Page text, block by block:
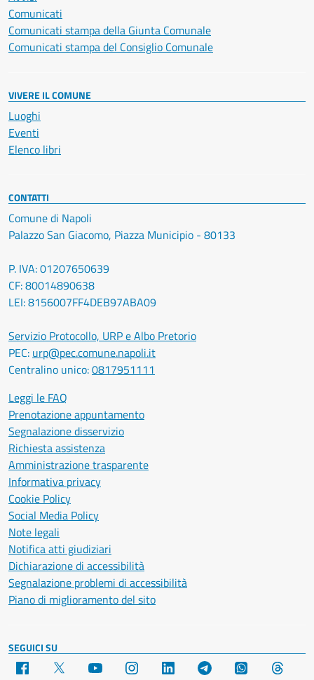
Comunicati
Comunicati stampa della Giunta Comunale
Comunicati stampa del Consiglio Comunale
VIVERE IL COMUNE
Luoghi
Eventi
Elenco libri
CONTATTI
Comune di Napoli
Palazzo San Giacomo, Piazza Municipio - 80133
P. IVA: 01207650639
CF: 80014890638
LEI: 8156007FF4DEB97ABA09
Servizio Protocollo, URP e Albo Pretorio
PEC: urp@pec.comune.napoli.it
Centralino unico:0817951111
Leggi le FAQ
Prenotazione appuntamento
Segnalazione disservizio
Richiesta assistenza
Amministrazione trasparente
Informativa privacy
Cookie Policy
Social Media Policy
Note legali
Notifica atti giudiziari
Dichiarazione di accessibilità
Segnalazione problemi di accessibilità
Piano di miglioramento del sito
SEGUICI SU
Facebook YouTube Instagram LinkedIn Telegram WhatsApp